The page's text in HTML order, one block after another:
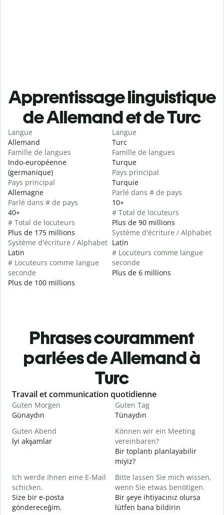
Apprentissage linguistique
de Allemand et de Turc
Langue
Allemand
Famille de langues
Indo-européenne
(germanique)
Pays principal
Allemagne
Parlé dans # de pays
40+
# Total de locuteurs
Plus de 175 millions
Système d'écriture / Alphabet
Latin
# Locuteurs comme langue
seconde
Plus de 100 millions
Langue
Turc
Famille de langues
Turque
Pays principal
Turquie
Parlé dans # de pays
10+
# Total de locuteurs
Plus de 90 millions
Système d'écriture / Alphabet
Latin
# Locuteurs comme langue
seconde
Plus de 6 millions
Phrases couramment
parlées de Allemand à
Turc
Slide 1 of 6
Travail et communication quotidienne
Guten Morgen
Günaydın
Guten Tag
Tünaydın
Guten Abend
İyi akşamlar
Können wir ein Meeting
vereinbaren?
Bir toplantı planlayabilir
miyiz?
Ich werde Ihnen eine E-Mail
schicken.
Size bir e-posta
göndereceğim.
Bitte lassen Sie mich wissen,
wenn Sie etwas benötigen.
Bir şeye ihtiyacınız olursa
lütfen bana bildirin